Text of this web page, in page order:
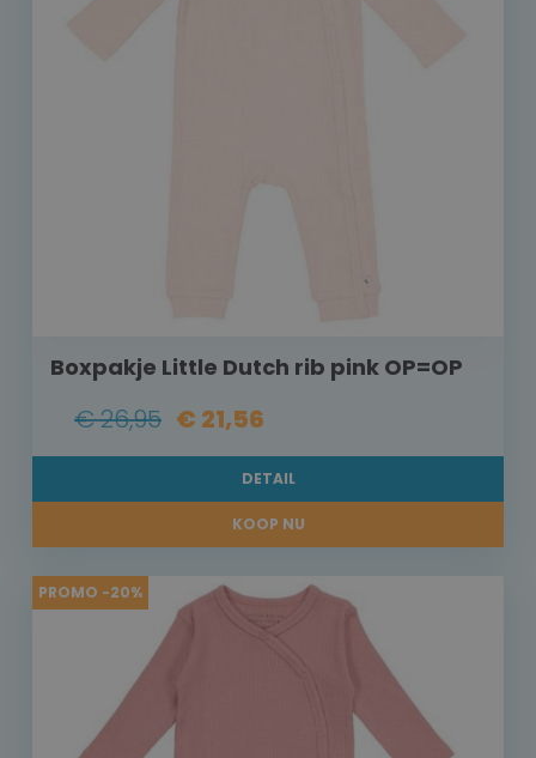
Boxpakje Little Dutch rib pink OP=OP
€ 26,95 € 21,56
DETAIL
KOOP NU
PROMO -20%